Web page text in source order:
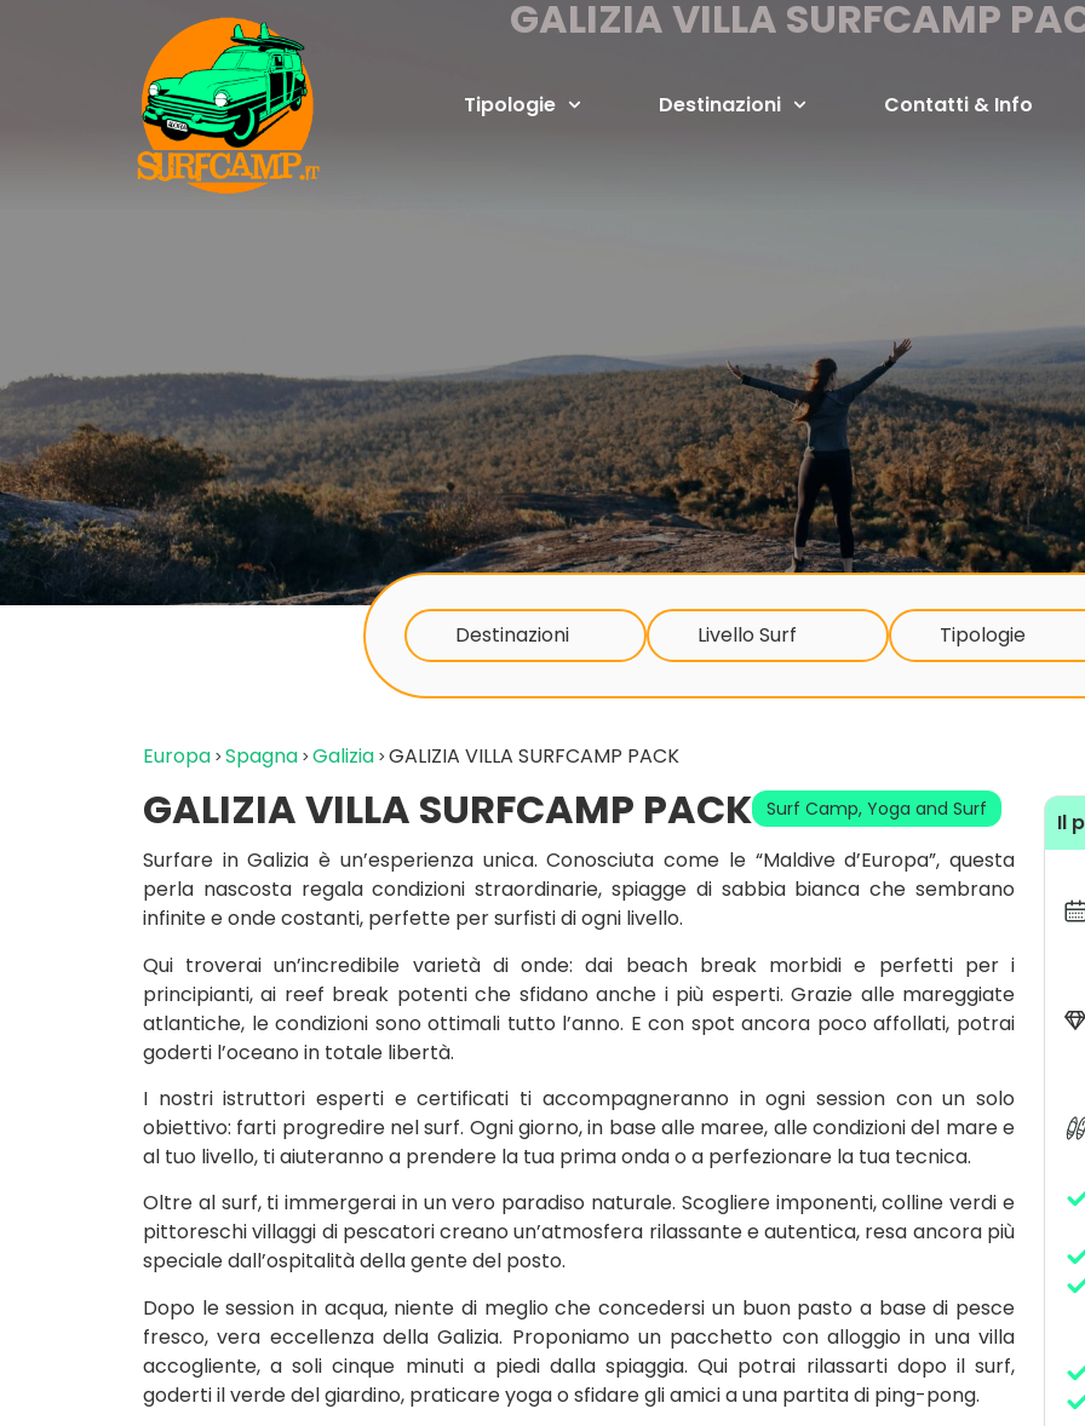
Tipologie Destinazioni Contatti & Info
GALIZIA VILLA SURFCAMP
Destinazioni Livello Surf Tipologie
Europa Spagna Galizia GALIZIA VILLA SURFCAMP PACK
GALIZIA VILLA SURFCAMP PACK Surf Camp, Yoga and Surf
Surfare in Galizia è un’esperienza unica. Conosciuta come le “Maldive d’Europa”, questa
perla nascosta regala condizioni straordinarie, spiagge di sabbia bianca che sembrano
infinite e onde costanti, perfette per surfisti di ogni livello.
Qui troverai un’incredibile varietà di onde: dai beach break morbidi e perfetti per i
principianti, ai reef break potenti che sfidano anche i più esperti. Grazie alle mareggiate
atlantiche, le condizioni sono ottimali tutto l’anno. E con spot ancora poco affollati, potrai
goderti l’oceano in totale libertà.
I nostri istruttori esperti e certificati ti accompagneranno in ogni session con un solo
obiettivo: farti progredire nel surf. Ogni giorno, in base alle maree, alle condizioni del mare e
al tuo livello, ti aiuteranno a prendere la tua prima onda o a perfezionare la tua tecnica.
Oltre al surf, ti immergerai in un vero paradiso naturale. Scogliere imponenti, colline verdi e
pittoreschi villaggi di pescatori creano un’atmosfera rilassante e autentica, resa ancora più
speciale dall’ospitalità della gente del posto.
Dopo le session in acqua, niente di meglio che concedersi un buon pasto a base di pesce
fresco, vera eccellenza della Galizia. Proponiamo un pacchetto con alloggio in una villa
accogliente, a soli cinque minuti a piedi dalla spiaggia. Qui potrai rilassarti dopo il surf,
goderti il verde del giardino, praticare yoga o sfidare gli amici a una partita di ping-pong.
Il